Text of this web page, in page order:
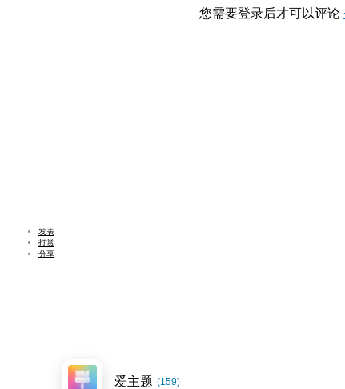
您需要登录后才可以评论
发表
打赏
分享
爱主题 (159)